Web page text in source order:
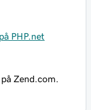
PHP.net
på Zend.com.